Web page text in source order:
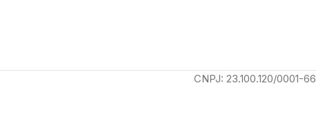
CNPJ: 23.100.120/0001-66